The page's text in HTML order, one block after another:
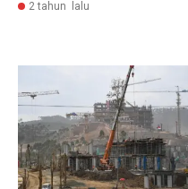
2 tahun lalu